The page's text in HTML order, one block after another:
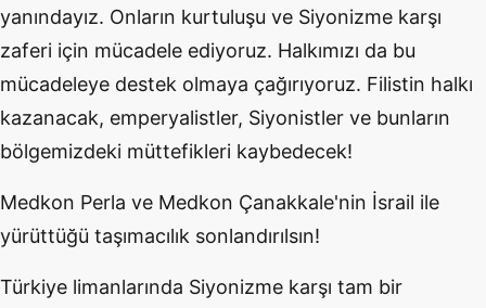
yanındayız. Onların kurtuluşu ve Siyonizme karşı
zaferi için mücadele ediyoruz. Halkımızı da bu
mücadeleye destek olmaya çağırıyoruz. Filistin halkı
kazanacak, emperyalistler, Siyonistler ve bunların
bölgemizdeki müttefikleri kaybedecek!
Medkon Perla ve Medkon Çanakkale'nin İsrail ile
yürüttüğü taşımacılık sonlandırılsın!
Türkiye limanlarında Siyonizme karşı tam bir